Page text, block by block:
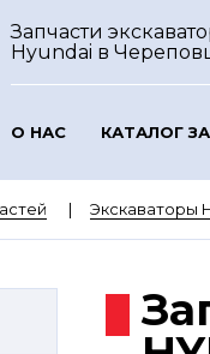
Запчасти
Hyundai в
О НАС КАТАЛОГ
Экскаваторы